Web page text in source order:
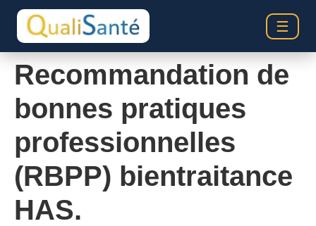
☰
Recommandation de
bonnes pratiques
professionnelles
(RBPP) bientraitance
HAS.